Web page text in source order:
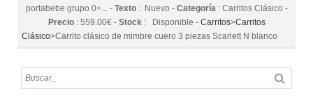
portabebe grupo 0+...- Texto: Nuevo - Categoría: Carritos Clásico -
Precio: 559.00€ - Stock: Disponible - Carritos>Carritos
Clásico>Carrito clásico de mimbre cuero 3 piezas Scarlett N blanco